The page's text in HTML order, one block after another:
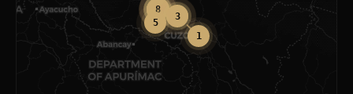
1
2
3
4
5
6
7
8